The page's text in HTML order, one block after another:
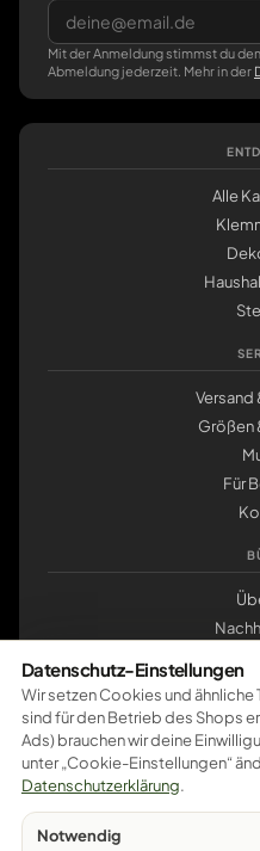
Mit der Anmeldung stimmst du
Abmeldung jederzeit. Mehr in der
Alle
Versand
Größen
Für
Pay Pal VISA mastercard
Sichere Bezahlung – weitere
Datenschutz-Einstellungen
Wir setzen Cookies und ähnliche
sind für den Betrieb des Shops
Ads) brauchen wir deine
unter „Cookie-Einstellungen“
Datenschutzerklärung.
Notwendig